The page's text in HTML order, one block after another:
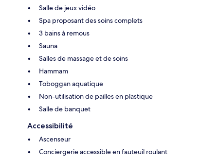
Salle de jeux vidéo
Spa proposant des soins complets
3 bains à remous
Sauna
Salles de massage et de soins
Hammam
Toboggan aquatique
Non-utilisation de pailles en plastique
Salle de banquet
Accessibilité
Ascenseur
Conciergerie accessible en fauteuil roulant